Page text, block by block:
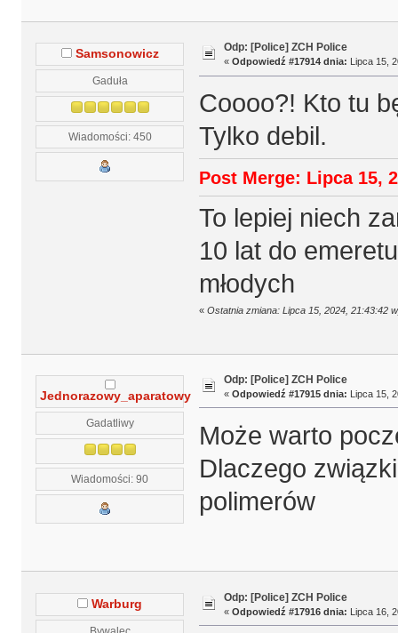
Samsonowicz
Gaduła
Wiadomości: 450
Odp: [Police] ZCH Police
« Odpowiedź #17914 dnia: Lipca 15,
Coooo?! Kto tu
Tylko debil.
Post Merge: Lipca 15,
To lepiej niech
10 lat do
młodych
« Ostatnia zmiana: Lipca 15, 2024, 21:43:42
Jednorazowy_aparatowy
Gadatliwy
Wiadomości: 90
Odp: [Police] ZCH Police
« Odpowiedź #17915 dnia: Lipca 15,
Może warto
Dlaczego
polimerów
Warburg
Bywalec
Odp: [Police] ZCH Police
« Odpowiedź #17916 dnia: Lipca 16,